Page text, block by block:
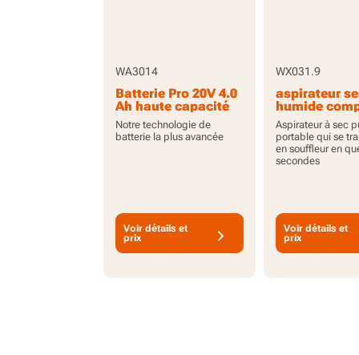
WA3014
Batterie Pro 20V 4.0
Ah haute capacité
avec indicateur
Notre technologie de
batterie la plus avancée
Voir détails et
prix
WX031.9
aspirateur
humide
batterie et
Brushless
Outil seul
Aspirateur à sec
portable qui se
en souffleur en
secondes
Voir détails et
prix